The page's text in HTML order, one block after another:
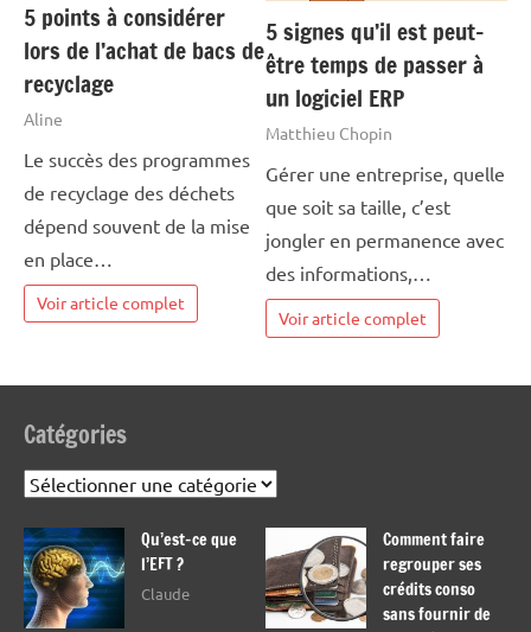
5 points à considérer
lors de l’achat de bacs de
recyclage
Aline
Le succès des programmes
de recyclage des déchets
dépend souvent de la mise
en place…
Voir article complet
5 signes qu’il est peut-
être temps de passer à
un logiciel ERP
Matthieu Chopin
Gérer une entreprise, quelle
que soit sa taille, c’est
jongler en permanence avec
des informations,…
Voir article complet
Catégories
Catégories
Qu’est-ce que
l’EFT ?
Claude
Comment faire
regrouper ses
crédits conso
sans fournir de